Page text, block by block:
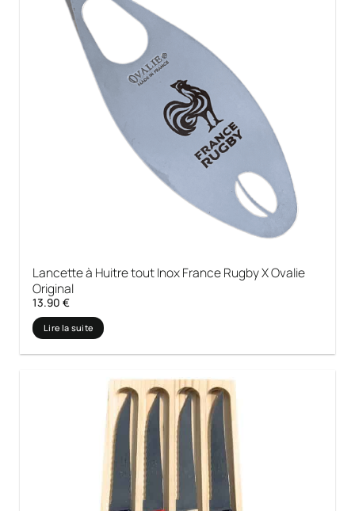
Lancette à Huitre tout Inox France Rugby X Ovalie
Original
13.90€
Lire la suite